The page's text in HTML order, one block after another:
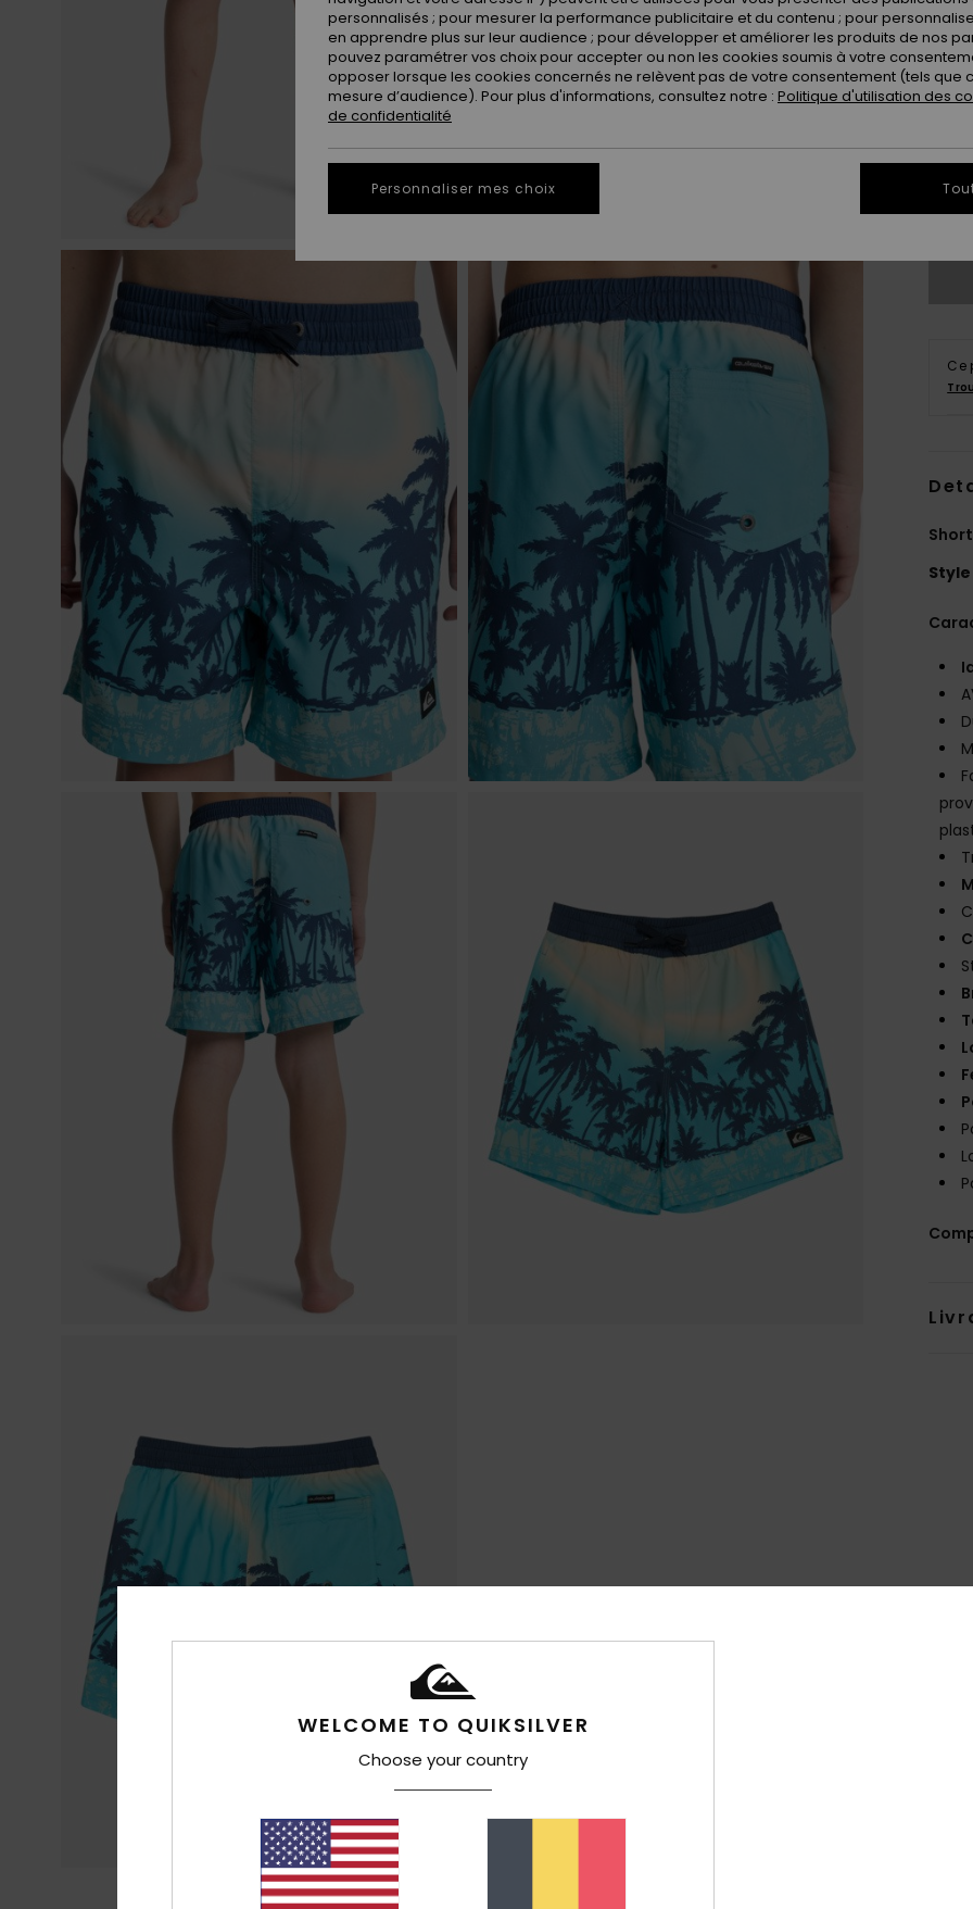
8
Ce
Style
WELCOME TO QUIKSILVER
Choose your country
personnalisés ; pour mesurer la performance publicitaire et du contenu ; pour
en apprendre plus sur leur audience ; pour développer et améliorer les produits de nos
pouvez paramétrer vos choix pour accepter ou non les cookies soumis à votre
opposer lorsque les cookies concernés ne relèvent pas de votre consentement (tels que
mesure d’audience). Pour plus d'informations, consultez notre : Politique d'utilisation des
de confidentialité
Personnaliser mes choix